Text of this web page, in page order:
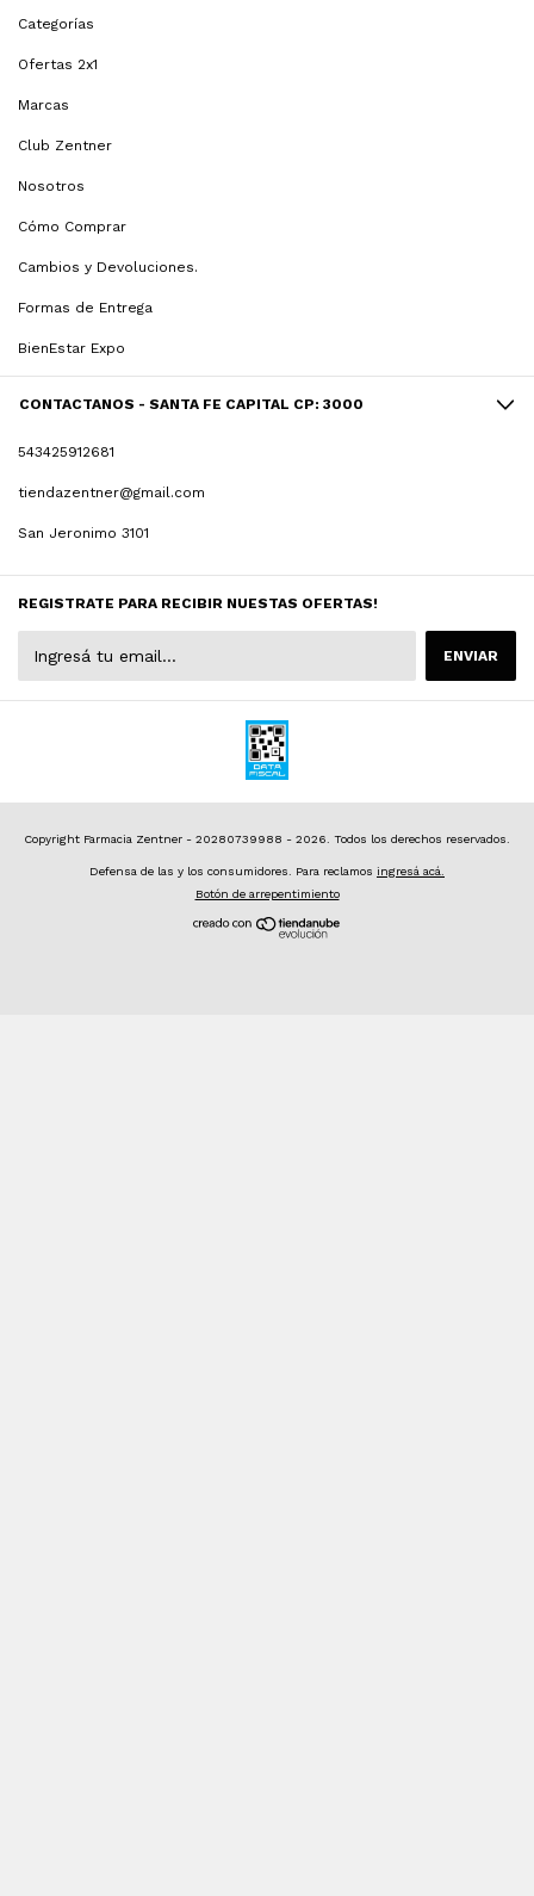
Categorías
Ofertas 2x1
Marcas
Club Zentner
Nosotros
Cómo Comprar
Cambios y Devoluciones.
Formas de Entrega
BienEstar Expo
CONTACTANOS - SANTA FE CAPITAL CP: 3000
543425912681
tiendazentner@gmail.com
San Jeronimo 3101
REGISTRATE PARA RECIBIR NUESTAS OFERTAS!
Copyright Farmacia Zentner - 20280739988 - 2026. Todos los derechos reservados.
Defensa de las y los consumidores. Para reclamos ingresá acá.
Botón de arrepentimiento